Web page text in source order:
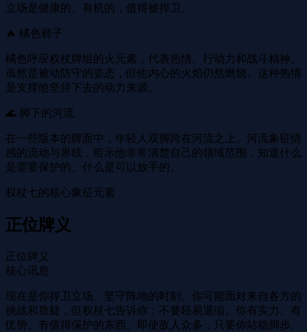
立场是健康的、有机的，值得被捍卫。
🔥 橘色裤子
橘色呼应权杖牌组的火元素，代表热情、行动力和战斗精神。
虽然是被动防守的姿态，但他内​​心的火焰仍然燃烧。这种热情
是支撑他坚持下去的动力来源。
🌊 脚下的河流
在一些版本的牌面中，年轻人双脚跨在河流之上。河流象征情
感的流动与界线，暗示他非常清楚自己的领域范围，知道什么
是需要保护的、什么是可以放手的。
权杖七的核心象征元素
正位牌义
正位牌义
核心讯息
现在是你捍卫立场、坚守阵地的时刻。你可能面对来自各方的
挑战和质疑，但权杖七告诉你：不要轻易退缩。你有实力、有
优势、有值得保护的东西。即使敌人众多，只要你站稳脚步、